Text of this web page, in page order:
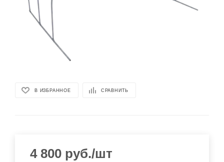
В ИЗБРАННОЕ СРАВНИТЬ
4 800 руб./шт